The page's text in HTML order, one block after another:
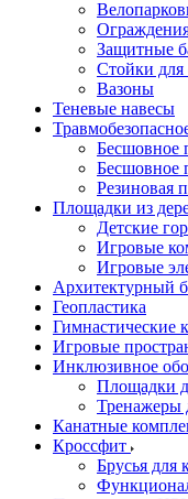
Защитные
Стойки
Вазоны
Теневые навесы
Бесшовное
Бесшовное
Резиновая
Площадки из
Детские
Игровые
Игровые
Архитектурный
Геопластика
Гимнастические
Игровые
Инклюзивное
Площадки
Тренажеры
Канатные
Кроссфит
Брусья для